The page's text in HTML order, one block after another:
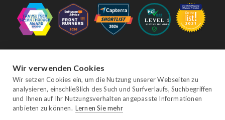
FacebookTwitterYouTubeInstagramLinkedIn
Wir verwenden Cookies
Wir setzen Cookies ein, um die Nutzung unserer Webseiten zu
analysieren, einschließlich des Such und Surfverlaufs, Suchbegriffen
und Ihnen auf Ihr Nutzungsverhalten angepasste Informationen
anbieten zu können. Lernen Sie mehr